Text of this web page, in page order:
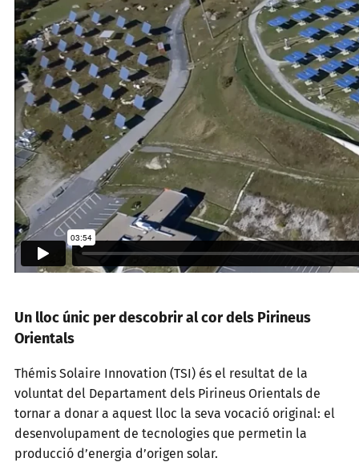
Un lloc únic per descobrir al cor dels Pirineus
Orientals
Thémis Solaire Innovation (TSI) és el resultat de la
voluntat del Departament dels Pirineus Orientals de
tornar a donar a aquest lloc la seva vocació original: el
desenvolupament de tecnologies que permetin la
producció d’energia d’origen solar.